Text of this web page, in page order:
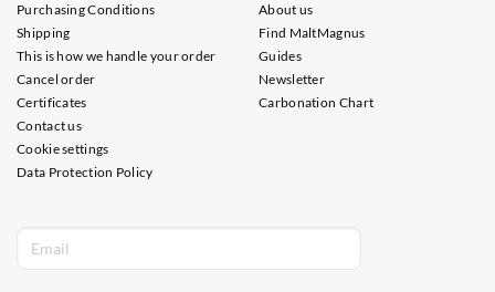
Purchasing Conditions
Shipping
This is how we handle your order
Cancel order
Certificates
Contact us
Cookie settings
Data Protection Policy
About us
Find MaltMagnus
Guides
Newsletter
Carbonation Chart